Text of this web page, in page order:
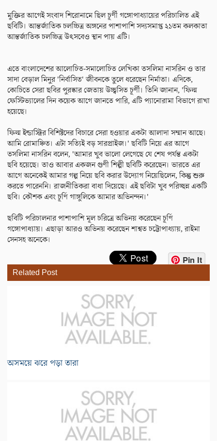
মুক্তির আগেই সংবাদ শিরোনামে ছিল চূর্ণী গঙ্গোপাধ্যায়ের পরিচালিত এই
ছবিটি। আন্তর্জাতিক চলচ্চিত্র অঙ্গনের পাশাপাশি সদ্যসমাপ্ত ২১তম কলকাতা
আন্তর্জাতিক চলচ্চিত্র উৎসবেও স্থান পায় এটি।
এতে বাংলাদেশের আলোচিত-সমালোচিত লেখিকা তসলিমা নাসরিন ও তার
সাদা বেড়াল মিনুর 'নির্বাসিত' জীবনকে তুলে ধরেছেন নির্মাতা। এদিকে,
কোচিতে সেরা ছবির পুরস্কার জেতায় উচ্ছ্বসিত চূর্ণী। তিনি জানান, 'ফিল্ম
ফেস্টিভ্যালের দিন কয়েক আগে জানতে পারি, এটি প্যানোরামা বিভাগে রাখা
হয়েছে।
ফিল্ম ইন্ডাস্ট্রির বিশিষ্টদের বিচারে সেরা হওয়ার একটা আলাদা সম্মান আছে।
আমি রোমাঞ্চিত। এটা সত্যিই বড় সারপ্রাইজ।' ছবিটি নিয়ে এর আগে
তসলিমা নাসরিন বলেন, 'আমার খুব ভালো লেগেছে যে শেষ পর্যন্ত একটা
ছবি হয়েছে। তাও আবার একজন গুণী শিল্পী ছবিটি করেছেন। ভারতে এর
আগে অনেকেই আমার গল্প নিয়ে ছবি করার উদ্যোগ নিয়েছিলেন, কিন্তু শুরু
করতে পারেননি। রাজনীতিকরা বাধা দিয়েছে। এই ছবিটা খুব পরিচ্ছন্ন একটি
ছবি। কৌশক এবং চূর্ণি গাঙ্গুলিকে আমার অভিনন্দন।'
ছবিটি পরিচালনার পাশাপাশি মূল চরিত্রে অভিনয় করেছেন চূর্ণি
গঙ্গোপাধ্যায়। এছাড়া আরও অভিনয় করেছেন শাশ্বত চট্টোপাধ্যায়, রাইমা
সেনসহ অনেকে।
Pin It
Related Post
অসময়ে ঝরে পড়া তারা